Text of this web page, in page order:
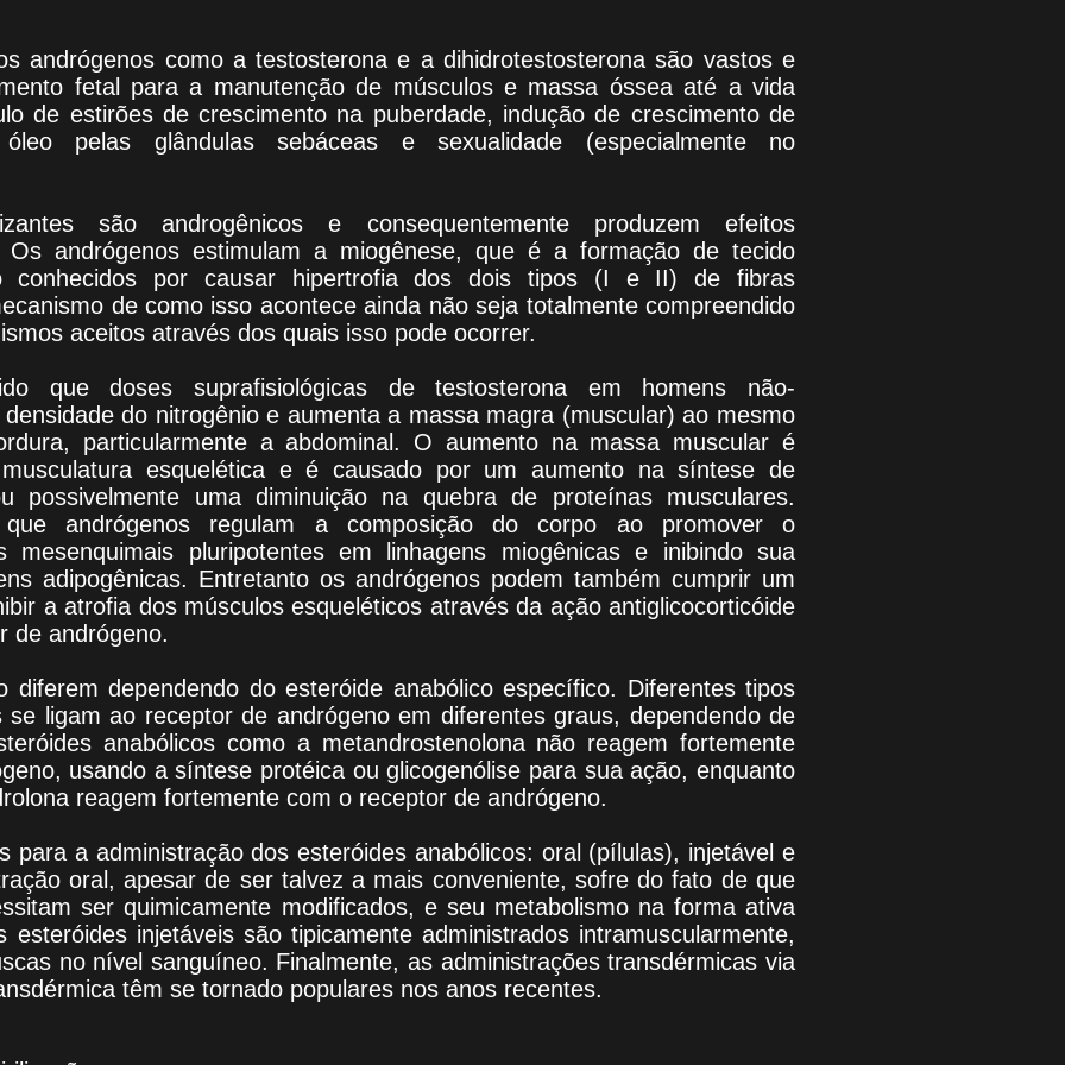
andrógenos como a testosterona e a dihidrotestosterona são vastos e
fetal para a manutenção de músculos e massa óssea até a vida
de estirões de crescimento na puberdade, indução de crescimento de
pelas glândulas sebáceas e sexualidade (especialmente no
são androgênicos e consequentemente produzem efeitos
Os andrógenos estimulam a miogênese, que é a formação de tecido
conhecidos por causar hipertrofia dos dois tipos (I e II) de fibras
de como isso acontece ainda não seja totalmente compreendido
aceitos através dos quais isso pode ocorrer.
que doses suprafisiológicas de testosterona em homens não-
do nitrogênio e aumenta a massa magra (muscular) ao mesmo
particularmente a abdominal. O aumento na massa muscular é
esquelética e é causado por um aumento na síntese de
possivelmente uma diminuição na quebra de proteínas musculares.
andrógenos regulam a composição do corpo ao promover o
mesenquimais pluripotentes em linhagens miogênicas e inibindo sua
adipogênicas. Entretanto os andrógenos podem também cumprir um
a atrofia dos músculos esqueléticos através da ação antiglicocorticóide
de andrógeno.
diferem dependendo do esteróide anabólico específico. Diferentes tipos
se ligam ao receptor de andrógeno em diferentes graus, dependendo de
anabólicos como a metandrostenolona não reagem fortemente
usando a síntese protéica ou glicogenólise para sua ação, enquanto
reagem fortemente com o receptor de andrógeno.
para a administração dos esteróides anabólicos: oral (pílulas), injetável e
oral, apesar de ser talvez a mais conveniente, sofre do fato de que
ser quimicamente modificados, e seu metabolismo na forma ativa
injetáveis são tipicamente administrados intramuscularmente,
no nível sanguíneo. Finalmente, as administrações transdérmicas via
têm se tornado populares nos anos recentes.